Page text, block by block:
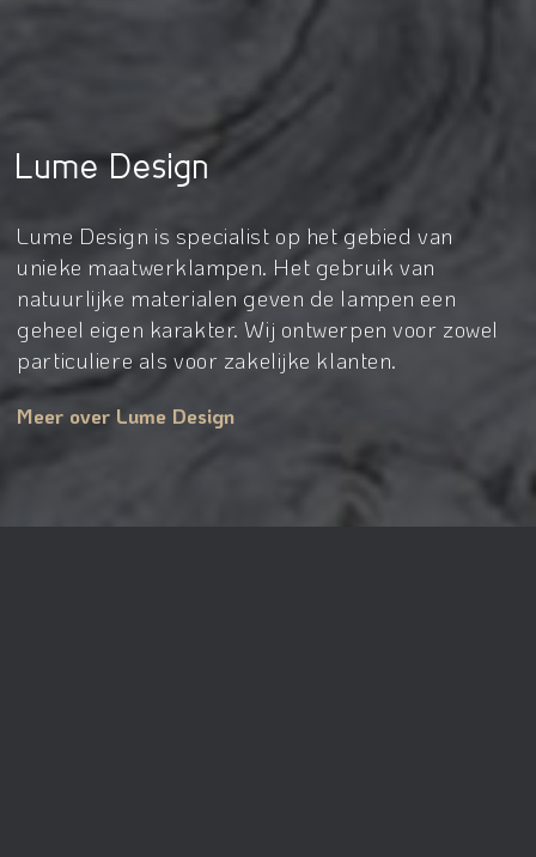
Lume Design
Lume Design is specialist op het gebied van
unieke maatwerklampen. Het gebruik van
natuurlijke materialen geven de lampen een
geheel eigen karakter. Wij ontwerpen voor zowel
particuliere als voor zakelijke klanten.
Meer over Lume Design